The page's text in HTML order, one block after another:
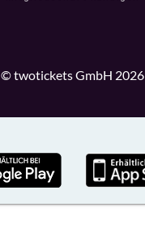
© twotickets GmbH 2026